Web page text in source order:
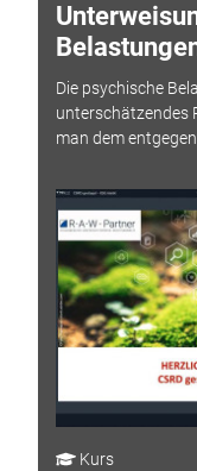
Die psychische
unterschätzendes
man dem
Kurs